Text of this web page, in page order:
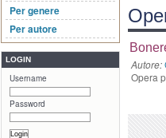
Per genere
Per autore
LOGIN
Username
Password
Autore:
Opera